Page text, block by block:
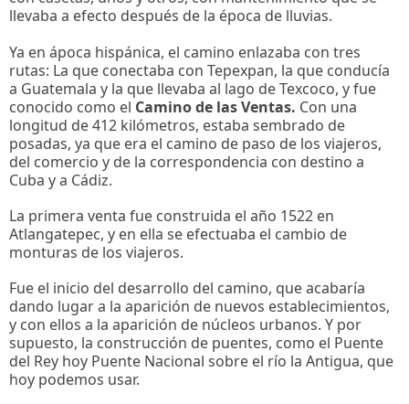
llevaba a efecto después de la época de lluvias.
Ya en ápoca hispánica, el camino enlazaba con tres
rutas: La que conectaba con Tepexpan, la que conducía
a Guatemala y la que llevaba al lago de Texcoco, y fue
conocido como el Camino de las Ventas. Con una
longitud de 412 kilómetros, estaba sembrado de
posadas, ya que era el camino de paso de los viajeros,
del comercio y de la correspondencia con destino a
Cuba y a Cádiz.
La primera venta fue construida el año 1522 en
Atlangatepec, y en ella se efectuaba el cambio de
monturas de los viajeros.
Fue el inicio del desarrollo del camino, que acabaría
dando lugar a la aparición de nuevos establecimientos,
y con ellos a la aparición de núcleos urbanos. Y por
supuesto, la construcción de puentes, como el Puente
del Rey hoy Puente Nacional sobre el río la Antigua, que
hoy podemos usar.